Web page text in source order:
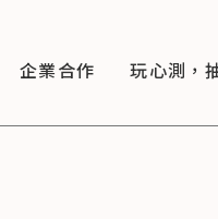
企業合作 玩心測，